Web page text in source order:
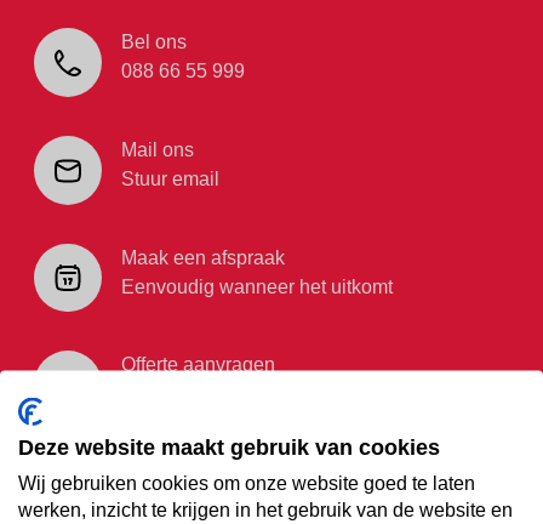
Bel ons
088 66 55 999
Mail ons
Stuur email
Maak een afspraak
Eenvoudig wanneer het uitkomt
Offerte aanvragen
€35,- korting op je
Deze website maakt gebruik van cookies
Wij gebruiken cookies om onze website goed te laten
werken, inzicht te krijgen in het gebruik van de website en